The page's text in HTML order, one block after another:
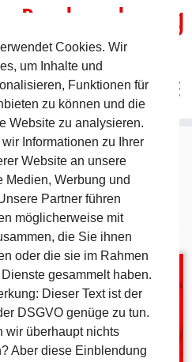
um Pommelsbrunn
Cookies. Wir
um Inhalte und
Funktionen für
zu können und die
Website zu analysieren.
Informationen zu Ihrer
Website an unsere
Medien, Werbung und
Partner führen
möglicherweise mit
die Sie ihnen
oder die sie im Rahmen
Dienste gesammelt haben.
Dieser Text ist der
DSGVO genüge zu tun.
wir überhaupt nichts
Aber diese Einblendung